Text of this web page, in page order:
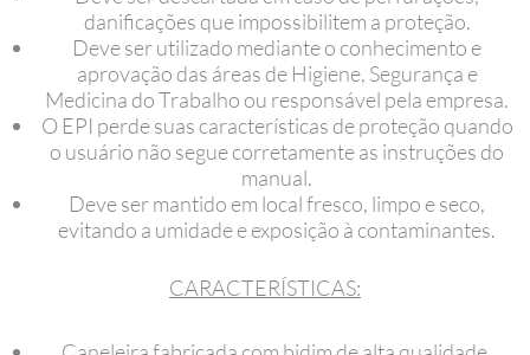
danificações que impossibilitem a proteção.
Deve ser utilizado mediante o conhecimento e
aprovação das áreas de Higiene, Segurança e
Medicina do Trabalho ou responsável pela empresa.
O EPI perde suas características de proteção quando
o usuário não segue corretamente as instruções do
manual.
Deve ser mantido em local fresco, limpo e seco,
evitando a umidade e exposição à contaminantes.
CARACTERÍSTICAS: